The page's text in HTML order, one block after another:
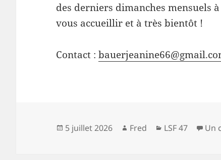
des derniers dimanches mensuels
vous accueillir et à très bientôt !
Contact :
Publié
5 juillet 2026 Auteur
Fred Catégories
LSF 47 Un